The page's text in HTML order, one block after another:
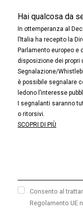
Hai qualcosa da
In ottemperanza al
l’Italia ha recepito la
Parlamento europeo e
disposizione dei propri
Segnalazione/
è possibile segnalare
ledono l’interesse
I segnalanti saranno
o ritorsivi.
SCOPRI DI PIÙ
Consento al
Regolamento UE